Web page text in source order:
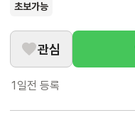
초보가능
관심
1일전 등록